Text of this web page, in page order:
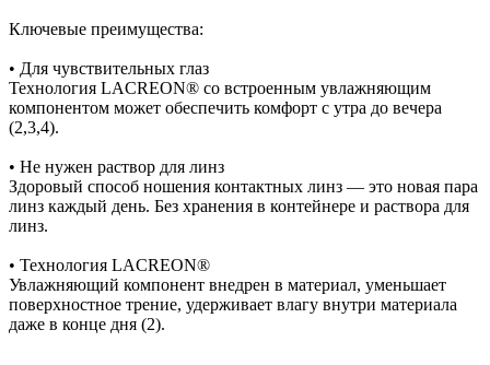
Ключевые преимущества:
• Для чувствительных глаз
Технология LACREON® со встроенным увлажняющим
компонентом может обеспечить комфорт с утра до вечера
(2,3,4).
• Не нужен раствор для линз
Здоровый способ ношения контактных линз — это новая пара
линз каждый день. Без хранения в контейнере и раствора для
линз.
• Технология LACREON®
Увлажняющий компонент внедрен в материал, уменьшает
поверхностное трение, удерживает влагу внутри материала
даже в конце дня (2).